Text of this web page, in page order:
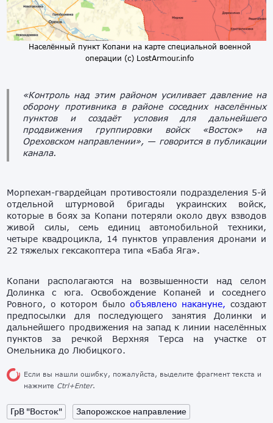
Населённый пункт Копани на карте специальной военной
операции (с) LostArmour.info
«Контроль над этим районом усиливает давление на
оборону противника в районе соседних населённых
пунктов и создаёт условия для дальнейшего
продвижения группировки войск «Восток» на
Ореховском направлении», — говорится в публикации
канала.
Морпехам-гвардейцам противостояли подразделения 5-й
отдельной штурмовой бригады украинских войск,
которые в боях за Копани потеряли около двух взводов
живой силы, семь единиц автомобильной техники,
четыре квадроцикла, 14 пунктов управления дронами и
22 тяжелых гексакоптера типа «Баба Яга».
Копани располагаются на возвышенности над селом
Долинка с юга. Освобождение Копаней и соседнего
Ровного, о котором было объявлено накануне, создают
предпосылки для последующего занятия Долинки и
дальнейшего продвижения на запад к линии населённых
пунктов за речкой Верхняя Терса на участке от
Омельника до Любицкого.
Если вы нашли ошибку, пожалуйста, выделите фрагмент текста и
нажмите Ctrl+Enter.
ГрВ "Восток"
Запорожское направление